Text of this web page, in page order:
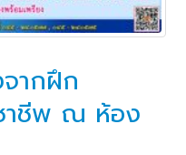
ากฝึก
าชีพ ณ ห้อง